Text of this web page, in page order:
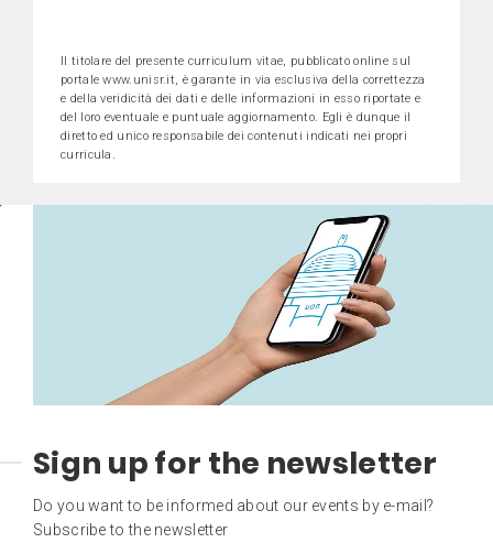
Il titolare del presente curriculum vitae, pubblicato online sul
portale www.unisr.it, è garante in via esclusiva della correttezza
e della veridicità dei dati e delle informazioni in esso riportate e
del loro eventuale e puntuale aggiornamento. Egli è dunque il
diretto ed unico responsabile dei contenuti indicati nei propri
curricula.
Sign up for the newsletter
Do you want to be informed about our events by e-mail?
Subscribe to the newsletter